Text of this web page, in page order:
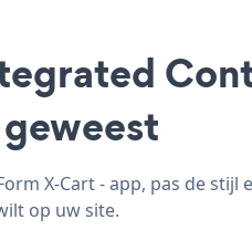
X-Cart - app, pas de
op uw site.